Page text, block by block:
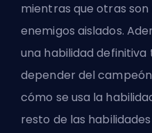
mientras que otras
enemigos aislados.
una habilidad
depender del
cómo se usa la
resto de las